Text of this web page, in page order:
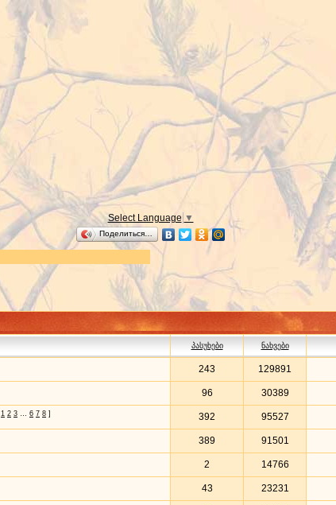
Select Language ▼
Поделиться…
პასუხები ნახვები
243 129891
96 30389
1 2 3 6 7 8 ]
392 95527
389 91501
2 14766
43 23231